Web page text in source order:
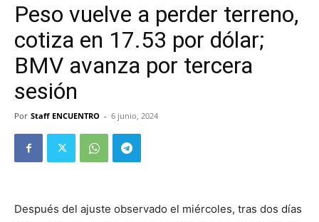
Peso vuelve a perder terreno,
cotiza en 17.53 por dólar;
BMV avanza por tercera
sesión
Por Staff ENCUENTRO - 6 junio, 2024
Después del ajuste observado el miércoles, tras dos días